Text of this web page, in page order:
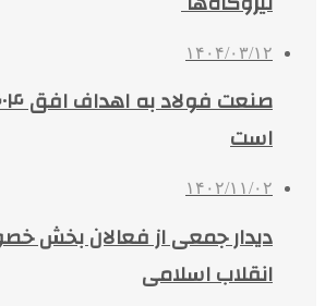
۱۴۰۴/۰۳/۱۲
است
۱۴۰۲/۱۱/۰۲
دیدار جمعی از فعالان بخش
انقلاب اسلامی